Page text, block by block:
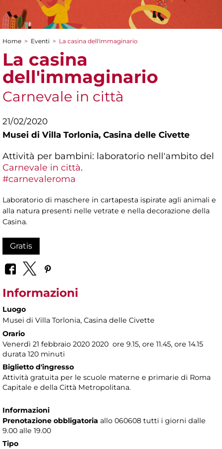
Tu sei qui
Home > Eventi > La casina dell'immaginario
La casina
dell'immaginario
Carnevale in città
21/02/2020
Musei di Villa Torlonia, Casina delle Civette
Attività per bambini: laboratorio nell'ambito del
Carnevale in città.
#carnevaleroma
Laboratorio di maschere in cartapesta ispirate agli animali e
alla natura presenti nelle vetrate e nella decorazione della
Casina.
Gratis
Informazioni
Luogo
Musei di Villa Torlonia, Casina delle Civette
Orario
Venerdì 21 febbraio 2020 2020 ore 9.15, ore 11.45, ore 14.15
durata 120 minuti
Biglietto d'ingresso
Attività gratuita per le scuole materne e primarie di Roma
Capitale e della Città Metropolitana.
Informazioni
Prenotazione obbligatoria allo 060608 tutti i giorni dalle
9.00 alle 19.00
Tipo